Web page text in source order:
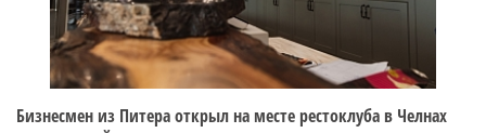
Бизнесмен из Питера открыл на месте рестоклуба в Челнах